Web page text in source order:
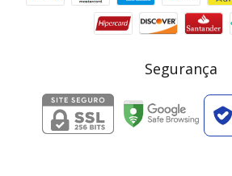
Segurança
Cupom 1a compra:
2 pecas